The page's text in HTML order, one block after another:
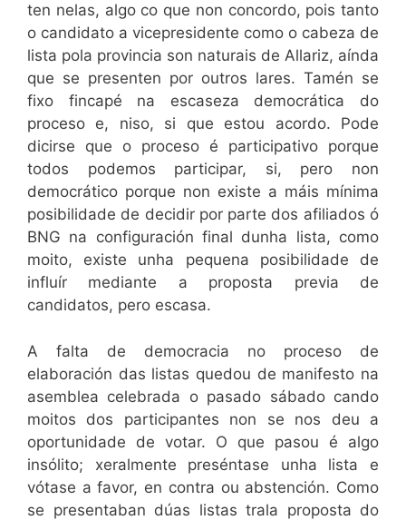
ten nelas, algo co que non concordo, pois tanto
o candidato a vicepresidente como o cabeza de
lista pola provincia son naturais de Allariz, aínda
que se presenten por outros lares. Tamén se
fixo fincapé na escaseza democrática do
proceso e, niso, si que estou acordo. Pode
dicirse que o proceso é participativo porque
todos podemos participar, si, pero non
democrático porque non existe a máis mínima
posibilidade de decidir por parte dos afiliados ó
BNG na configuración final dunha lista, como
moito, existe unha pequena posibilidade de
influír mediante a proposta previa de
candidatos, pero escasa.
A falta de democracia no proceso de
elaboración das listas quedou de manifesto na
asemblea celebrada o pasado sábado cando
moitos dos participantes non se nos deu a
oportunidade de votar. O que pasou é algo
insólito; xeralmente preséntase unha lista e
vótase a favor, en contra ou abstención. Como
se presentaban dúas listas trala proposta do